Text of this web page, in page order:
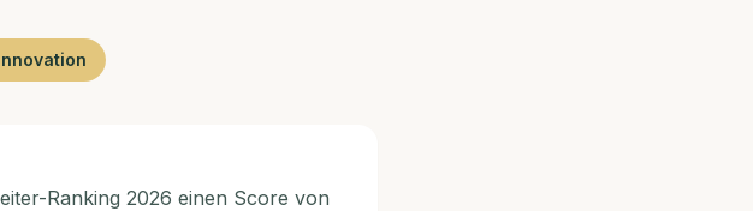
Ranking 2026 einen Score von